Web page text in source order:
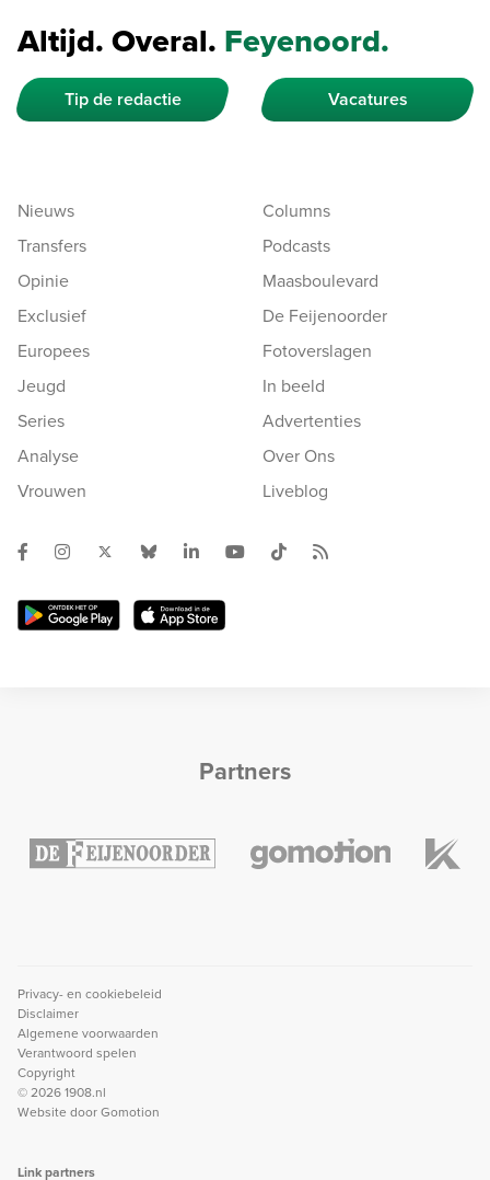
Altijd. Overal. Feyenoord.
Tip de redactie Vacatures
Nieuws
Transfers
Opinie
Exclusief
Europees
Jeugd
Series
Analyse
Vrouwen
Columns
Podcasts
Maasboulevard
De Feijenoorder
Fotoverslagen
In beeld
Advertenties
Over Ons
Liveblog
Partners
Privacy- en cookiebeleid
Disclaimer
Algemene voorwaarden
Verantwoord spelen
Copyright
© 2026 1908.nl
Website doorGomotion
Link partners